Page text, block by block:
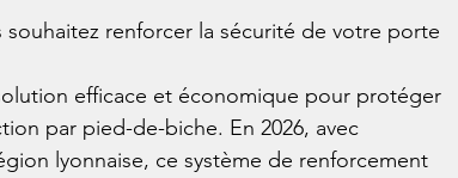
souhaitez renforcer la sécurité de votre porte
efficace et économique pour protéger
par pied-de-biche. En 2026, avec
lyonnaise, ce système de renforcement